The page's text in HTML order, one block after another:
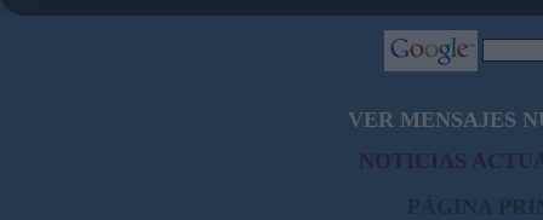
VER MENSAJES
NOTICIAS
PÁGINA